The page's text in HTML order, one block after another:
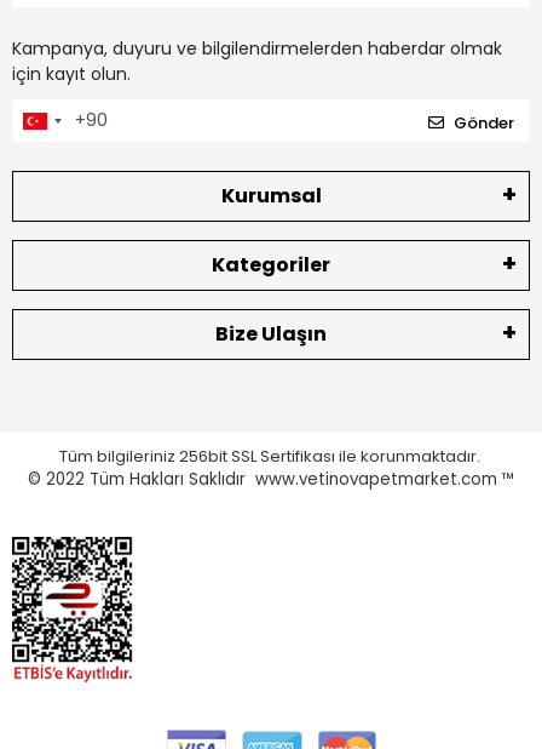
Kampanya, duyuru ve bilgilendirmelerden haberdar olmak
için kayıt olun.
Gönder
Kurumsal
Kategoriler
Bize Ulaşın
Tüm bilgileriniz 256bit SSL Sertifikası ile korunmaktadır.
© 2022 Tüm Hakları Saklıdır www.vetinovapetmarket.com ™